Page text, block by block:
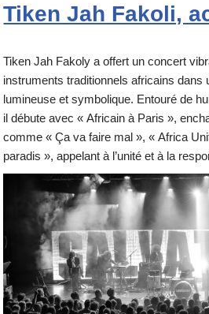
Tiken Jah Fakoli,
Tiken Jah Fakoly a offert un concert
instruments traditionnels africains dans
lumineuse et symbolique. Entouré de
il débute avec « Africain à Paris »,
comme « Ça va faire mal », « Africa
paradis », appelant à l’unité et à la